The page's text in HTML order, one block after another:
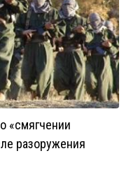
«смягчении
разоружения